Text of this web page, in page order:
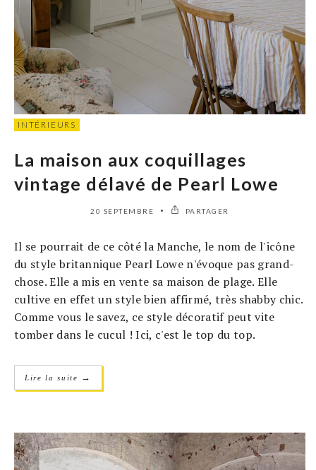
INTÉRIEURS
La maison aux coquillages
vintage délavé de Pearl Lowe
20 SEPTEMBRE PARTAGER
Il se pourrait de ce côté la Manche, le nom de l'icône
du style britannique Pearl Lowe n'évoque pas grand-
chose. Elle a mis en vente sa maison de plage. Elle
cultive en effet un style bien affirmé, très shabby chic.
Comme vous le savez, ce style décoratif peut vite
tomber dans le cucul ! Ici, c'est le top du top.
Lire la suite →